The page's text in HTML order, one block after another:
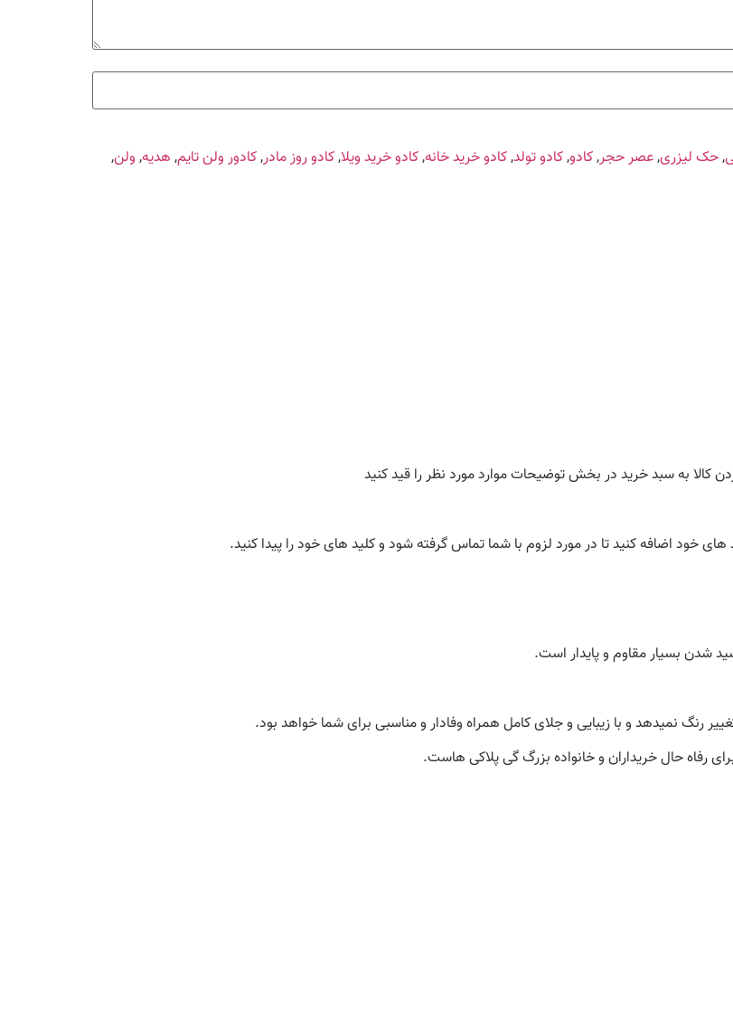
,حک لیزری,عصر حجر,کادو,کادو تولد,کادو خرید خانه,کادو خرید ویلا,کادو روز مادر,کادور ولن تایم, هدیه, ولن,
کالا به سبد خرید در بخش توضیحات موارد مورد نظر را قید کنید
خود اضافه کنید تا در مورد لزوم با شما تماس گرفته شود و کلید های خود را پیدا کنید.
شدن بسیار مقاوم و پایدار است.
رنگ نمیدهد و با زیبایی و جلای کامل همراه وفادار و مناسبی برای شما خواهد بود.
رفاه حال خریداران و خانواده بزرگ گی پلاکی هاست.